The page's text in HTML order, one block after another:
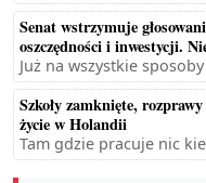
Senat wstrzymuje
oszczędności i inwestycji.
Już na wszystkie
Szkoły zamknięte,
życie w Holandii
Tam gdzie pracuje nic